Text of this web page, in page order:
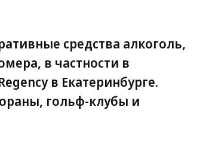
средства алкоголь,
в частности в
в Екатеринбурге.
гольф-клубы и